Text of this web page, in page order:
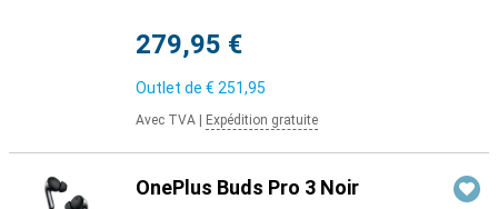
279,95 €
Outlet de € 251,95
Avec TVA Expédition gratuite
OnePlus Buds Pro 3 Noir